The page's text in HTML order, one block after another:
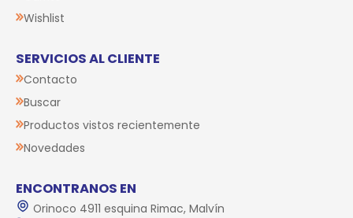
Wishlist
SERVICIOS AL CLIENTE
Contacto
Buscar
Productos vistos recientemente
Novedades
ENCONTRANOS EN
Orinoco 4911 esquina Rimac, Malvín